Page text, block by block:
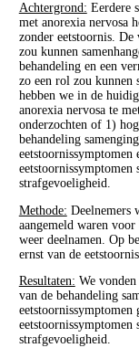
Achtergrond: Eerdere
met anorexia nervosa
zonder eetstoornis.
zou kunnen
behandeling en een
zo een rol zou kunnen
hebben we in de
anorexia nervosa te
onderzochten of 1)
behandeling
eetstoornissymptomen
strafgevoeligheid.
Methode: Deelnemers
aangemeld waren
weer deelnamen. Op
ernst van de
Resultaten: We
van de behandeling
eetstoornissymptomen
eetstoornissymptomen
strafgevoeligheid.